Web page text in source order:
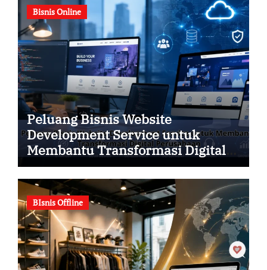
Bisnis Online
Peluang Bisnis Website
Development Service untuk
Membantu Transformasi Digital
Perusahaan
BIsnis Offline